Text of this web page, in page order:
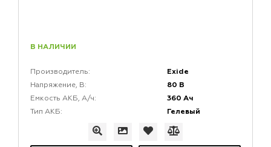
В НАЛИЧИИ
Производитель: Exide
Напряжение, В: 80 В
Емкость АКБ, А/ч: 360 Ач
Тип АКБ: Гелевый